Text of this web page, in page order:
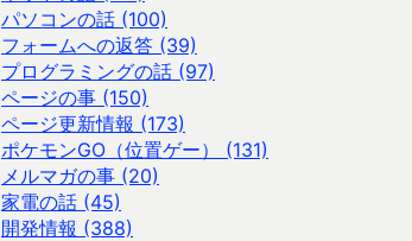
パソコンの話 (100)
フォームへの返答 (39)
プログラミングの話 (97)
ページの事 (150)
ページ更新情報 (173)
ポケモンGO（位置ゲー） (131)
メルマガの事 (20)
家電の話 (45)
開発情報 (388)